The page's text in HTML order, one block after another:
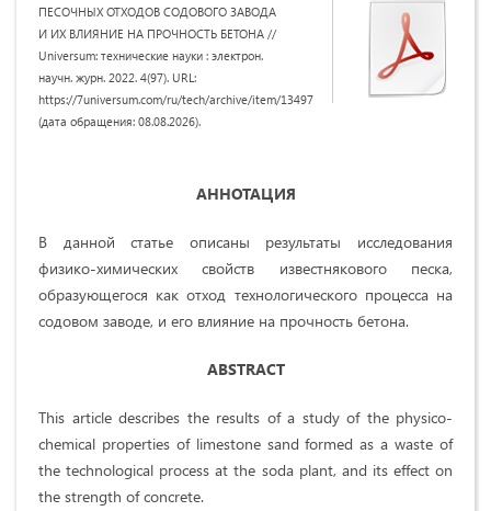
ПЕСОЧНЫХ ОТХОДОВ СОДОВОГО ЗАВОДА
И ИХ ВЛИЯНИЕ НА ПРОЧНОСТЬ БЕТОНА //
Universum: технические науки : электрон.
научн. журн. 2022. 4(97). URL:
https://7universum.com/ru/tech/archive/item/13497
(дата обращения: 08.08.2026).
АННОТАЦИЯ
В данной статье описаны результаты исследования
физико-химических свойств известнякового песка,
образующегося как отход технологического процесса на
содовом заводе, и его влияние на прочность бетона.
ABSTRACT
This article describes the results of a study of the physico-
chemical properties of limestone sand formed as a waste of
the technological process at the soda plant, and its effect on
the strength of concrete.